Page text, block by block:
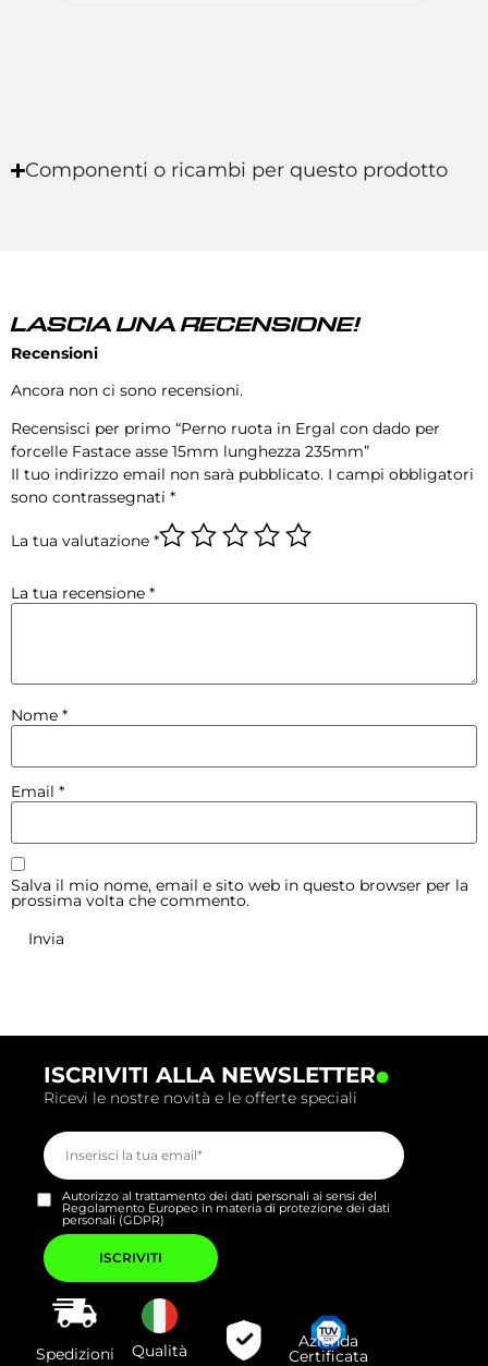
Componenti o ricambi per questo prodotto
LASCIA UNA RECENSIONE!
Recensioni
Ancora non ci sono recensioni.
Recensisci per primo “Perno ruota in Ergal con dado per
forcelle Fastace asse 15mm lunghezza 235mm”
Il tuo indirizzo email non sarà pubblicato. I campi obbligatori
sono contrassegnati *
La tua valutazione *
La tua recensione *
Nome *
Email *
Salva il mio nome, email e sito web in questo browser per la
prossima volta che commento.
ISCRIVITI ALLA NEWSLETTER.
Ricevi le nostre novità e le offerte speciali
Autorizzo al trattamento dei dati personali ai sensi del
Regolamento Europeo in materia di protezione dei dati
personali (GDPR)
Si
prega
di
lasciare
vuoto
questo
campo.
Spedizioni
Qualità
Azienda
Certificata